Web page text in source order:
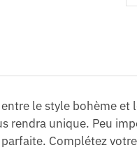
le style bohème
unique. Peu
Complétez